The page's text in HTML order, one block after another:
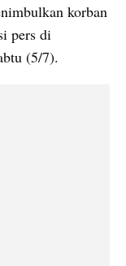
korban
pers di
(5/7).